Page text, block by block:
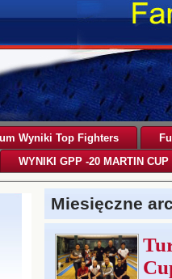
Wyniki Top Fighters
WYNIKI GPP -20 MARTIN CUP
Miesięczne